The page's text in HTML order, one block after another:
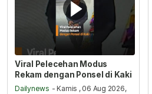
Viral Pelecehan Modus
Rekam dengan Ponsel di Kaki
Dailynews - Kamis , 06 Aug 2026,